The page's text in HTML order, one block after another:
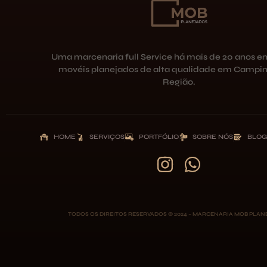
Uma marcenaria full Service há mais de 20 anos
movéis planejados de alta qualidade em
Região.
HOME SERVIÇOS PORTFÓLIO SOBRE NÓS BLOG
TODOS OS DIREITOS RESERVADOS © 2024 – MARCENARIA MOB